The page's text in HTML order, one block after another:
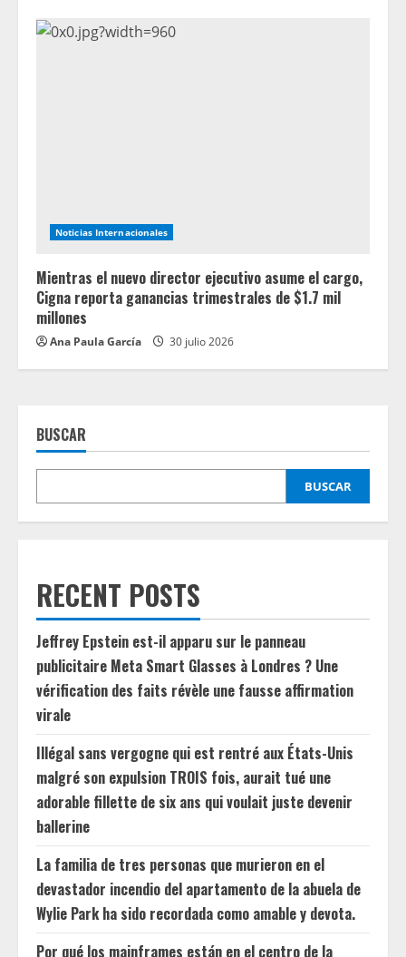
Noticias Internacionales
Mientras el nuevo director ejecutivo asume el cargo,
Cigna reporta ganancias trimestrales de $1.7 mil
millones
Ana Paula García 30 julio 2026
BUSCAR
BUSCAR
RECENT POSTS
Jeffrey Epstein est-il apparu sur le panneau
publicitaire Meta Smart Glasses à Londres ? Une
vérification des faits révèle une fausse affirmation
virale
Illégal sans vergogne qui est rentré aux États-Unis
malgré son expulsion TROIS fois, aurait tué une
adorable fillette de six ans qui voulait juste devenir
ballerine
La familia de tres personas que murieron en el
devastador incendio del apartamento de la abuela de
Wylie Park ha sido recordada como amable y devota.
Por qué los mainframes están en el centro de la